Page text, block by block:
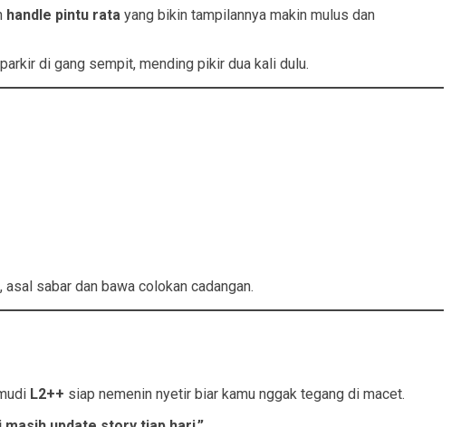
handle pintu rata yang bikin tampilannya makin mulus dan
di gang sempit, mending pikir dua kali dulu.
sabar dan bawa colokan cadangan.
L2++ siap nemenin nyetir biar kamu nggak tegang di macet.